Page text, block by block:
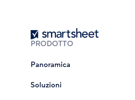
Smartsheet
PRODOTTO
Panoramica
Soluzioni